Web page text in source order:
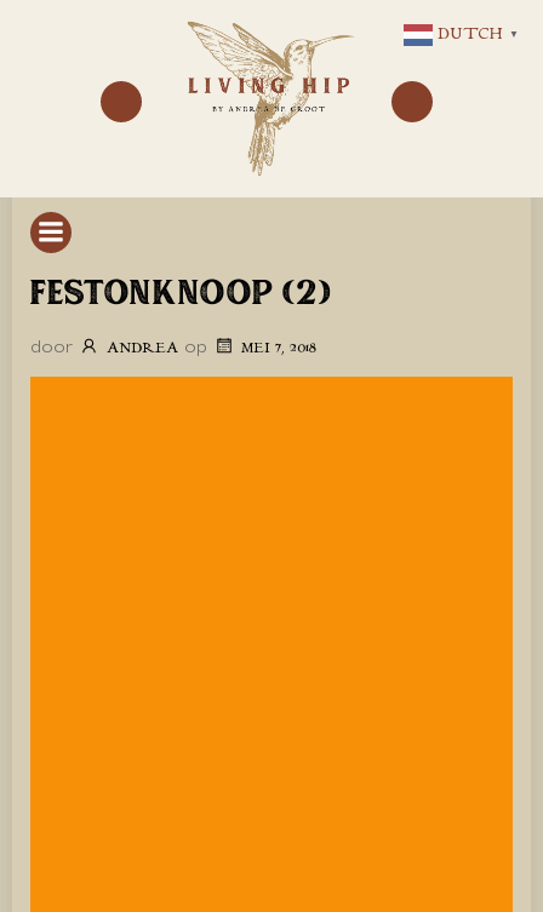
NAAR
DE
INHOUD
FESTONKNOOP (2)
door ANDREA op MEI 7, 2018
DUTCH ▼